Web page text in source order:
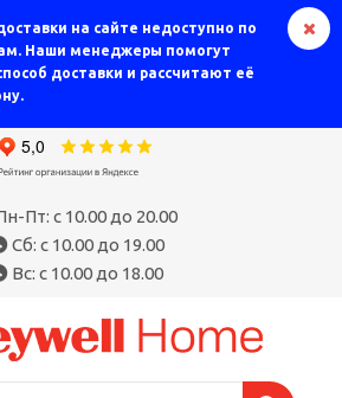
на сайте недоступно по
Наши менеджеры помогут
доставки и рассчитают её
Пт: с 10.00 до 20.00
Сб: с 10.00 до 19.00
Вс: с 10.00 до 18.00